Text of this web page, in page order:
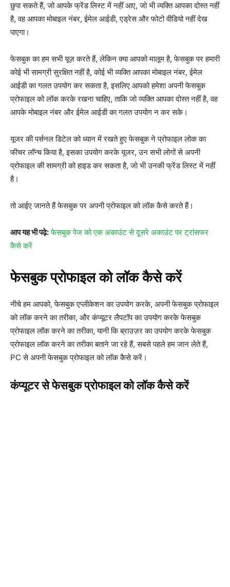
छुपा सकते हैं, जो आपके फ्रेंड लिस्ट में नहीं आए, जो भी व्यक्ति आपका दोस्त नहीं
है, वह आपका मोबाइल नंबर, ईमेल आईडी, एड्रेस और फोटो वीडियो नहीं देख
पाएगा।
फेसबुक का हम सभी यूज़ करते हैं, लेकिन क्या आपको मालूम है, फेसबुक पर हमारी
कोई भी सामग्री सुरक्षित नहीं है, कोई भी व्यक्ति आपका मोबाइल नंबर, ईमेल
आईडी का गलत उपयोग कर सकता है, इसलिए आपको हमेशा अपनी फेसबुक
प्रोफाइल को लॉक करके रखना चाहिए, ताकि जो व्यक्ति आपका दोस्त नहीं है, वह
आपके मोबाइल नंबर और ईमेल आईडी का गलत उपयोग न कर सके।
यूजर की पर्सनल डिटेल को ध्यान में रखते हुए फेसबुक ने प्रोफाइल लोक का
फीचर लॉन्च किया है, इसका उपयोग करके यूजर, उन सभी लोगों से अपनी
प्रोफाइल की सामग्री को हाइड कर सकता है, जो भी उनकी फ्रेंड लिस्ट में नहीं
है।
तो आईए जानते हैं फेसबुक पर अपनी प्रोफाइल को लॉक कैसे करते हैं।
आप यह भी पढ़े: फेसबुक पेज को एक अकाउंट से दूसरे अकाउंट पर ट्रांसफर
कैसे करें
फेसबुक प्रोफाइल को लॉक कैसे करें
नीचे हम आपको, फेसबुक एप्लीकेशन का उपयोग करके, अपनी फेसबुक प्रोफाइल
को लॉक करने का तरीका, और कंप्यूटर लैपटॉप का उपयोग करके फेसबुक
प्रोफाइल लॉक करने का तरीका, यानी कि ब्राउज़र का उपयोग करके फेसबुक
प्रोफाइल लॉक करने का तरीका बताने जा रहे हैं, सबसे पहले हम जान लेते हैं,
PC से अपनी फेसबुक प्रोफाइल को लॉक कैसे करें।
कंप्यूटर से फेसबुक प्रोफाइल को लॉक कैसे करें